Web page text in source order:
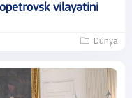
vilayətini
Dünya